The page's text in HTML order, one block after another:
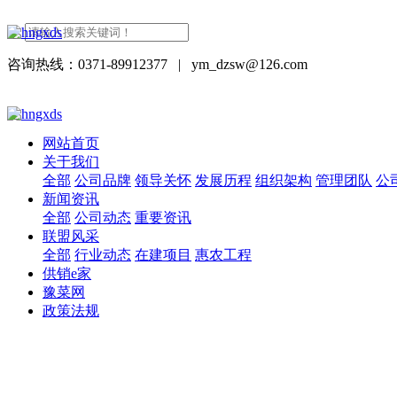
咨询热线：0371-89912377 | ym_dzsw@126.com
网站首页
关于我们
全部 公司品牌 领导关怀 发展历程 组织架构 管理团队 公
新闻资讯
全部 公司动态 重要资讯
联盟风采
全部 行业动态 在建项目 惠农工程
供销e家
豫菜网
政策法规